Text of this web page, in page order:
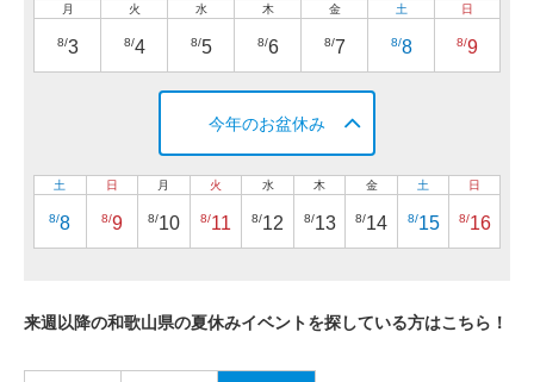
月
8/3
火
8/4
水
8/5
木
8/6
金
8/7
土
8/8
日
8/9
今年のお盆休み
土
8/8
日
8/9
月
8/10
火
8/11
水
8/12
木
8/13
金
8/14
土
8/15
日
8/16
来週以降の和歌山県の夏休みイベントを探している方はこちら！